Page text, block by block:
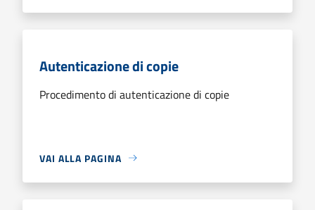
Autenticazione di copie
Procedimento di autenticazione di copie
VAI ALLA PAGINA